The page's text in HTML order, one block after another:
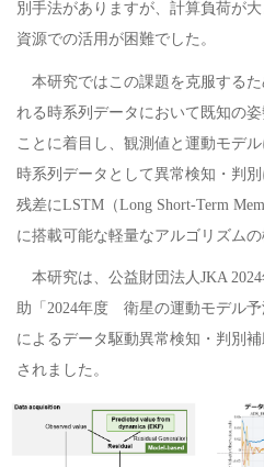
別手法がありますが、計算負荷が
資源での活用が困難でした。
本研究ではこの課題を克服する
れる時系列データにおいて既知の
ことに着目し、観測値と運動モデ
時系列データとして異常検知・判
残差にLSTM（Long Short-Term
に搭載可能な軽量なアルゴリズムの
本研究は、公益財団法人JKA
助「2024年度 衛星の運動モデル
によるデータ駆動異常検知・判別
されました。